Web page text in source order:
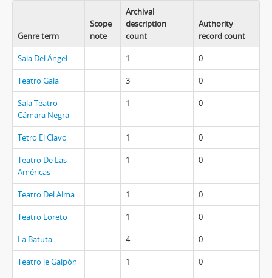
Genre term
Scope
note
Archival
description
count
Authority
record count
Sala Del Ángel 1 0
Teatro Gala 3 0
Sala Teatro
Cámara Negra
1 0
Tetro El Clavo 1 0
Teatro De Las
Américas
1 0
Teatro Del Alma 1 0
Teatro Loreto 1 0
La Batuta 4 0
Teatro le Galpón 1 0